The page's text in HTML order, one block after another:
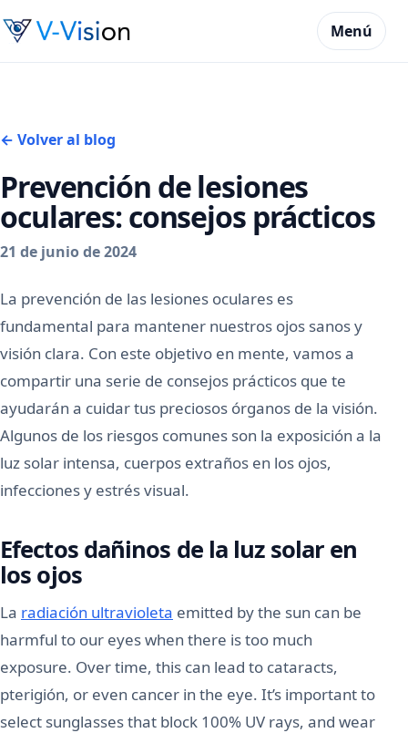
Menú
← Volver al blog
Prevención de lesiones
oculares: consejos prácticos
21 de junio de 2024
La prevención de las lesiones oculares es
fundamental para mantener nuestros ojos sanos y
visión clara. Con este objetivo en mente, vamos a
compartir una serie de consejos prácticos que te
ayudarán a cuidar tus preciosos órganos de la visión.
Algunos de los riesgos comunes son la exposición a la
luz solar intensa, cuerpos extraños en los ojos,
infecciones y estrés visual.
Efectos dañinos de la luz solar en
los ojos
La radiación ultravioleta emitted by the sun can be
harmful to our eyes when there is too much
exposure. Over time, this can lead to cataracts,
pterigión, or even cancer in the eye. It’s important to
select sunglasses that block 100% UV rays, and wear